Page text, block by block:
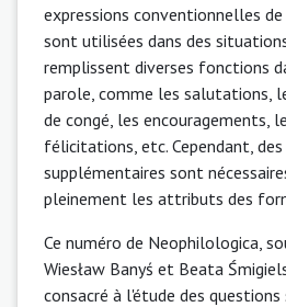
expressions conventionnelles
sont utilisées dans des
remplissent diverses fonctions
parole, comme les salutations,
de congé, les encouragements,
félicitations, etc. Cependant,
supplémentaires sont
pleinement les attributs des
Ce numéro de Neophilologica,
Wiesław Banyś et Beata
consacré à l'étude des